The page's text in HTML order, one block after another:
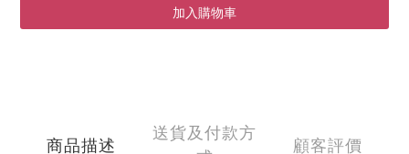
加入購物車
商品描述
送貨及付款方
顧客評價